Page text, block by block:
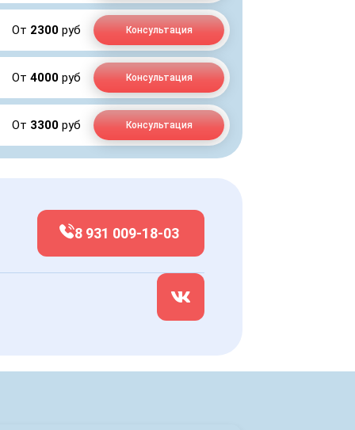
От 2300 руб Консультация
От 4000 руб Консультация
От 3300 руб Консультация
8 931 009-18-03